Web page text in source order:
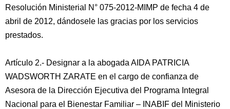
Resolución Ministerial N° 075-2012-MIMP de fecha 4 de
abril de 2012, dándosele las gracias por los servicios
prestados.
Artículo 2.- Designar a la abogada AIDA PATRICIA
WADSWORTH ZARATE en el cargo de confianza de
Asesora de la Dirección Ejecutiva del Programa Integral
Nacional para el Bienestar Familiar – INABIF del Ministerio